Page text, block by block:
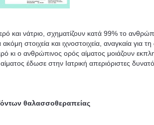
και νάτριο, σχηματίζουν κατά 99% το
στοιχεία και ιχνοστοιχεία, αναγκαία για
κι ο ανθρώπινος ορός αίματος μοιάζουν
έδωσε στην Ιατρική απεριόριστες
θαλασσοθεραπείας